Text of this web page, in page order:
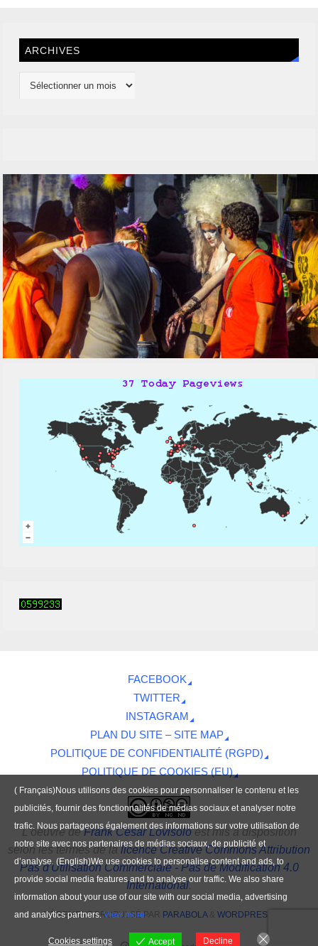
ARCHIVES
FACEBOOK
TWITTER
INSTAGRAM
PLAN DU SITE – SITE MAP
POLITIQUE DE CONFIDENTIALITÉ (RGPD)
POLITIQUE DE COOKIES (EU)
L'oeuvredeFrank César Lovisoloest mis à disposition
selon les termes de lalicence Creative Commons Attribution
Pas d'Utilisation Commerciale - Pas de Modification 4.0
International.
FIÈREMENT PROPULSÉ PAR PARABOLA& WORDPRESS.
( Français)Nous utilisons des cookies pour personnaliser le contenu et les
publicités, fournir des fonctionnalités de médias sociaux et analyser notre
trafic. Nous partageons également des informations sur votre utilisation de
notre site avec nos partenaires de médias sociaux, de publicité et
d’analyse. (English)We use cookies to personalise content and ads, to
provide social media features and to analyse our traffic. We also share
information about your use of our site with our social media, advertising
and analytics partners.View more
Cookies settings Accept Decline